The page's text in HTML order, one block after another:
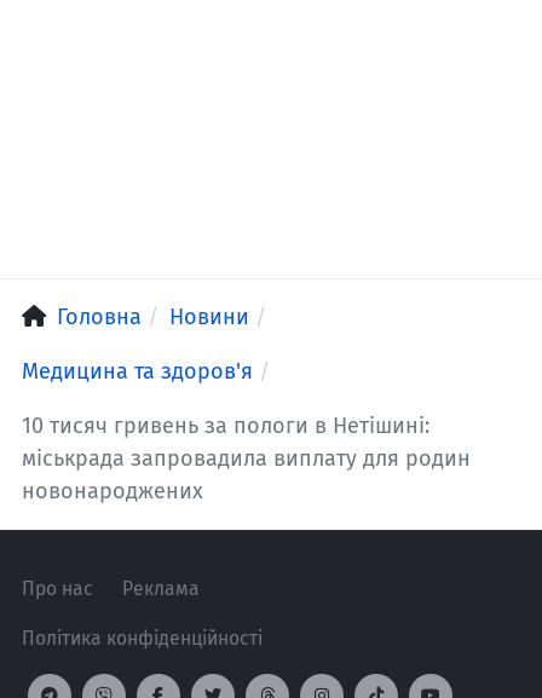
Головна Новини
Медицина та здоров'я
10 тисяч гривень за пологи в Нетішині:
міськрада запровадила виплату для родин
новонароджених
Про нас Реклама
Політика конфіденційності